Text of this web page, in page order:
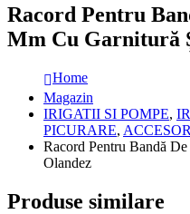
Racord Pentru
Mm Cu Garnitură
Home
Magazin
IRIGATII SI POMPE,
PICURARE,
Racord Pentru Bandă
Olandez
Produse similare